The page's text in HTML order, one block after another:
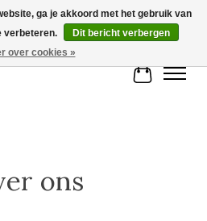
| Gratis verzending vanaf € 75
ons
ga je akkoord met het gebruik van
verbeteren.
Dit bericht verbergen
over cookies »